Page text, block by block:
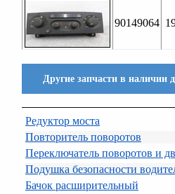
90149064
Другие запчасти в наличии
Редуктор моста
Повторитель поворотов
Переключатель поворотов и
Подушка безопасности
Бачок расширительный